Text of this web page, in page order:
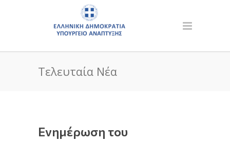
Τελευταία Νέα
Ενημέρωση του